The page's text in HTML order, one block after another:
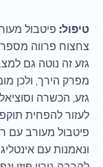
טיפול: פיטבול
צחצוח פרווה
גזע זה נוטה גם
מפרק הירך, ולכן
גזע, הכשרה
לעזור להפחית
פיטבול מעורב עם
ונאמנות עם